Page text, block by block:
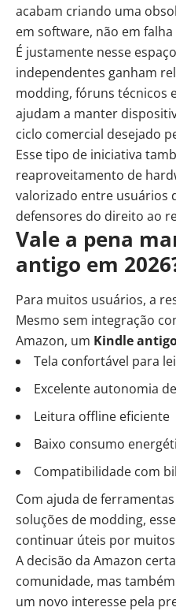
acabam criando uma
em software, não em
É justamente nesse
independentes ganham
modding, fóruns técnicos
ajudam a manter
ciclo comercial desejado
Esse tipo de iniciativa
reaproveitamento de
valorizado entre usuários
defensores do direito ao
Vale a pena
antigo em
Para muitos usuários, a
Mesmo sem integração
Amazon, um Kindle
Tela confortável para
Excelente autonomia
Leitura offline eficiente
Baixo consumo
Compatibilidade com
Com ajuda de
soluções de modding,
continuar úteis por
A decisão da Amazon
comunidade, mas
um novo interesse pela